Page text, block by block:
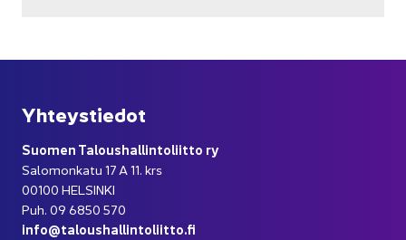
Yh­teys­tie­dot
Suo­men Ta­lous­hal­lin­to­liit­to ry
Sa­lo­mon­ka­tu 17 A 11. krs
00100 HEL­SIN­KI
Puh. 09 6850 570
info@ta­lous­hal­lin­to­liit­to.fi